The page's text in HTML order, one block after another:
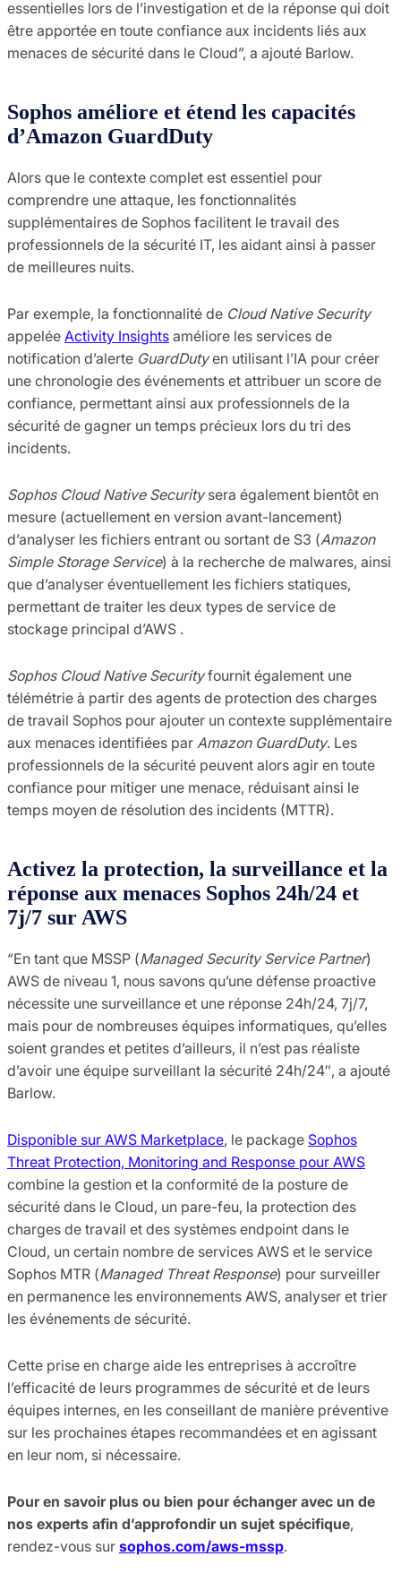
essentielles lors de l’investigation et de la réponse qui doit
être apportée en toute confiance aux incidents liés aux
menaces de sécurité dans le Cloud”, a ajouté Barlow.
Sophos améliore et étend les capacités
d’Amazon GuardDuty
Alors que le contexte complet est essentiel pour
comprendre une attaque, les fonctionnalités
supplémentaires de Sophos facilitent le travail des
professionnels de la sécurité IT, les aidant ainsi à passer
de meilleures nuits.
Par exemple, la fonctionnalité de Cloud Native Security
appelée Activity Insights améliore les services de
notification d’alerte GuardDutyen utilisant l’IA pour créer
une chronologie des événements et attribuer un score de
confiance, permettant ainsi aux professionnels de la
sécurité de gagner un temps précieux lors du tri des
incidents.
Sophos Cloud Native Securitysera également bientôt en
mesure (actuellement en version avant-lancement)
d’analyser les fichiers entrant ou sortant de S3 (Amazon
Simple Storage Service) à la recherche de malwares, ainsi
que d’analyser éventuellement les fichiers statiques,
permettant de traiter les deux types de service de
stockage principal d’AWS .
Sophos Cloud Native Securityfournit également une
télémétrie à partir des agents de protection des charges
de travail Sophos pour ajouter un contexte supplémentaire
aux menaces identifiées par Amazon GuardDuty. Les
professionnels de la sécurité peuvent alors agir en toute
confiance pour mitiger une menace, réduisant ainsi le
temps moyen de résolution des incidents (MTTR).
Activez la protection, la surveillance et la
réponse aux menaces Sophos 24h/24 et
7j/7 sur AWS
“En tant que MSSP (Managed Security Service Partner)
AWS de niveau 1, nous savons qu’une défense proactive
nécessite une surveillance et une réponse 24h/24, 7j/7,
mais pour de nombreuses équipes informatiques, qu’elles
soient grandes et petites d’ailleurs, il n’est pas réaliste
d’avoir une équipe surveillant la sécurité 24h/24″, a ajouté
Barlow.
Disponible sur AWS Marketplace, le package Sophos
Threat Protection, Monitoring and Response pour AWS
combine la gestion et la conformité de la posture de
sécurité dans le Cloud, un pare-feu, la protection des
charges de travail et des systèmes endpoint dans le
Cloud, un certain nombre de services AWS et le service
Sophos MTR (Managed Threat Response) pour surveiller
en permanence les environnements AWS, analyser et trier
les événements de sécurité.
Cette prise en charge aide les entreprises à accroître
l’efficacité de leurs programmes de sécurité et de leurs
équipes internes, en les conseillant de manière préventive
sur les prochaines étapes recommandées et en agissant
en leur nom, si nécessaire.
Pour en savoir plus ou bien pour échanger avec un de
nos experts afin d’approfondir un sujet spécifique,
rendez-vous sur sophos.com/aws-mssp.